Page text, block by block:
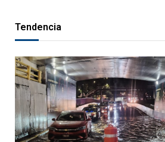
Tendencia